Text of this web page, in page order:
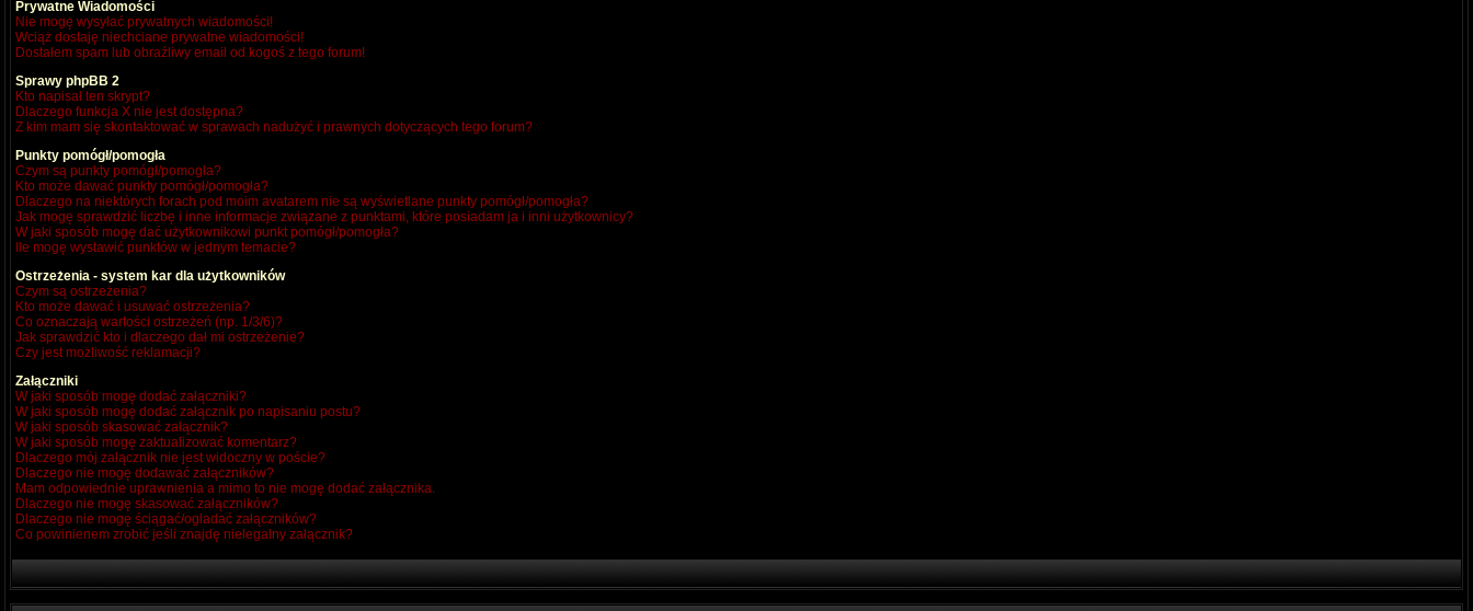
Prywatne Wiadomości
Nie mogę wysyłać prywatnych wiadomości!
Wciąż dostaję niechciane prywatne wiadomości!
Dostałem spam lub obraźliwy email od kogoś z tego forum!
Sprawy phpBB 2
Kto napisał ten skrypt?
Dlaczego funkcja X nie jest dostępna?
Z kim mam się skontaktować w sprawach nadużyć i prawnych dotyczących tego forum?
Punkty pomógł/pomogła
Czym są punkty pomógł/pomogła?
Kto może dawać punkty pomógł/pomogła?
Dlaczego na niektórych forach pod moim avatarem nie są wyświetlane punkty pomógł/pomogła?
Jak mogę sprawdzić liczbę i inne informacje związane z punktami, które posiadam ja i inni użytkownicy?
W jaki sposób mogę dać użytkownikowi punkt pomógł/pomogła?
Ile mogę wystawić punktów w jednym temacie?
Ostrzeżenia - system kar dla użytkowników
Czym są ostrzeżenia?
Kto może dawać i usuwać ostrzeżenia?
Co oznaczają wartości ostrzeżeń (np. 1/3/6)?
Jak sprawdzić kto i dlaczego dał mi ostrzeżenie?
Czy jest możliwość reklamacji?
Załączniki
W jaki sposób mogę dodać załączniki?
W jaki sposób mogę dodać załącznik po napisaniu postu?
W jaki sposób skasować załącznik?
W jaki sposób mogę zaktualizować komentarz?
Dlaczego mój załącznik nie jest widoczny w poście?
Dlaczego nie mogę dodawać załączników?
Mam odpowiednie uprawnienia a mimo to nie mogę dodać załącznika.
Dlaczego nie mogę skasować załączników?
Dlaczego nie mogę ściągać/ogladać załączników?
Co powinienem zrobić jeśli znajdę nielegalny załącznik?